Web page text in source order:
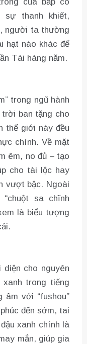
sự thanh khiết,
người ta thường
hạt nào khác để
Tài hàng năm.
trong ngũ hành
ban tặng cho
thế giới này đều
chính. Về mặt
êm, no đủ – tạo
cho tài lộc hay
vượt bậc. Ngoài
sa chĩnh
là biểu tượng
diện cho nguyên
xanh trong tiếng
âm với “fushou”
đến sớm, tai
xanh chính là
mắn, giúp gia